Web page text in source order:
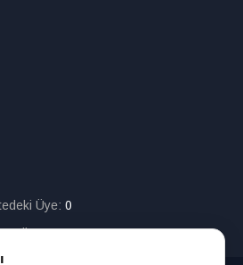
Üye: 0
Üye:226